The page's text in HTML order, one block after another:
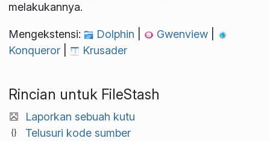
melakukannya.
Mengekstensi: Dolphin Gwenview
Konqueror
Krusader
Rincian untuk FileStash
Laporkan sebuah kutu
Telusuri kode sumber